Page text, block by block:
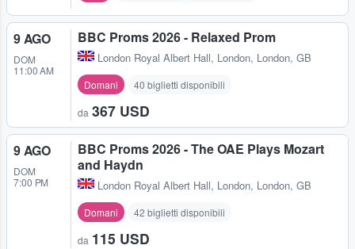
9 AGO
DOM
11:00 AM
BBC Proms 2026 - Relaxed Prom
London Royal Albert Hall, London, London, GB
Domani 40 biglietti disponibili
da 367 USD
9 AGO
DOM
7:00 PM
BBC Proms 2026 - The OAE Plays Mozart
and Haydn
London Royal Albert Hall, London, London, GB
Domani 42 biglietti disponibili
da 115 USD